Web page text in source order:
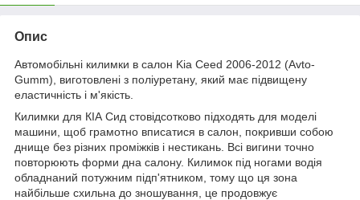
Опис
Автомобільні килимки в салон Kia Ceed 2006-2012 (Avto-
Gumm), виготовлені з поліуретану, який має підвищену
еластичність і м'якість.
Килимки для КІА Сид стовідсотково підходять для моделі
машини, щоб грамотно вписатися в салон, покривши собою
днище без різних проміжків і нестикань. Всі вигини точно
повторюють форми дна салону. Килимок під ногами водія
обладнаний потужним підп'ятником, тому що ця зона
найбільше схильна до зношування, це продовжує